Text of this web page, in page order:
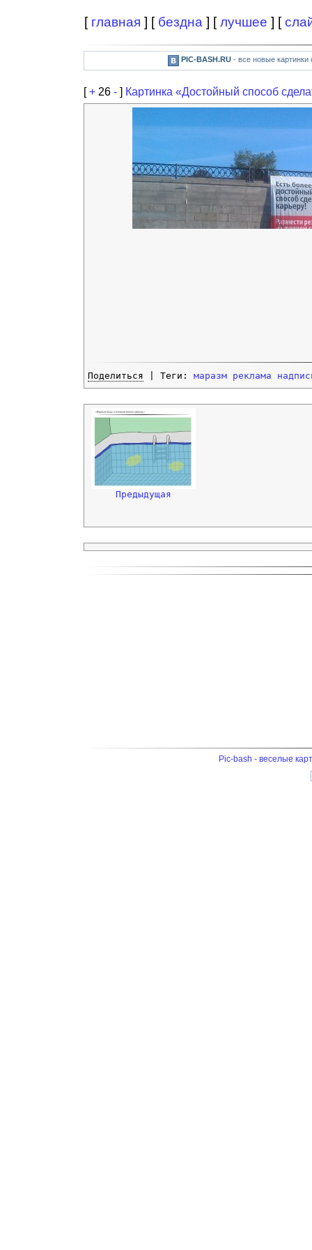
[ главная ] [ бездна ] [лучшее ] [
PIC-BASH.RU- все новые картинки
[+ 26 - ] Картинка «Достойный способ
Поделиться | Теги: маразм реклама
Предыдущая
Pic-bash - веселые